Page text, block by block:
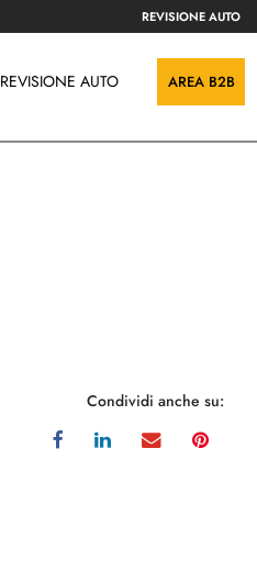
REVISIONE AUTO
REVISIONE AUTO AREA B2B
Condividi anche su: